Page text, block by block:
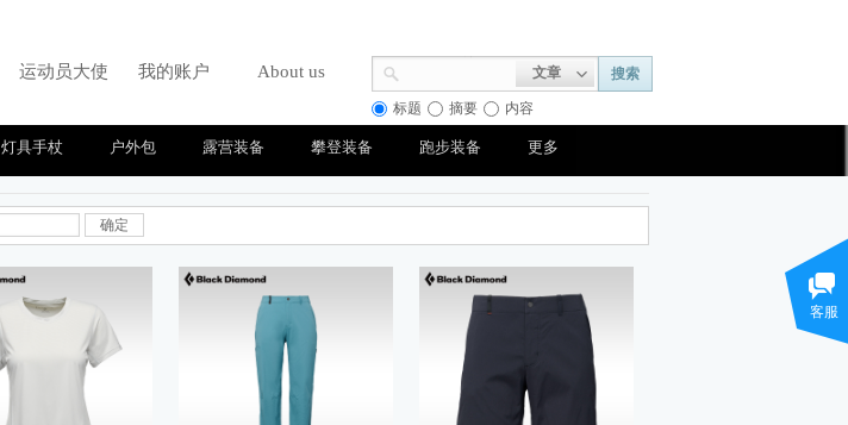
运动员大使 我的账户 About us 文章 搜索
标题 摘要 内容
灯具手杖 户外包 露营装备 攀登装备 跑步装备 更多
确定
客服